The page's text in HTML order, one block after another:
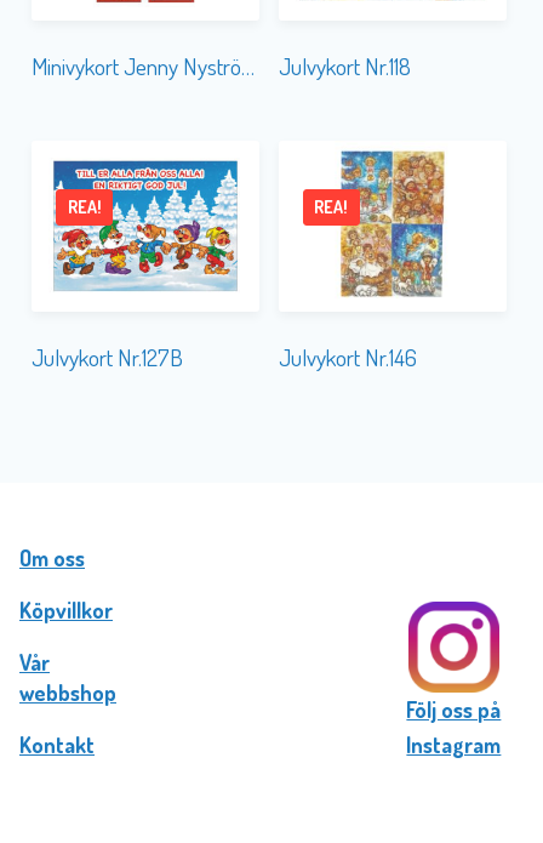
Minivykort Jenny Nyström Nr.156 Julvykort Nr.118
Julvykort Nr.127B
REA!
Julvykort Nr.146
REA!
Om oss
Köpvillkor
Vår
webbshop
Kontakt
Följ oss på
Instagram